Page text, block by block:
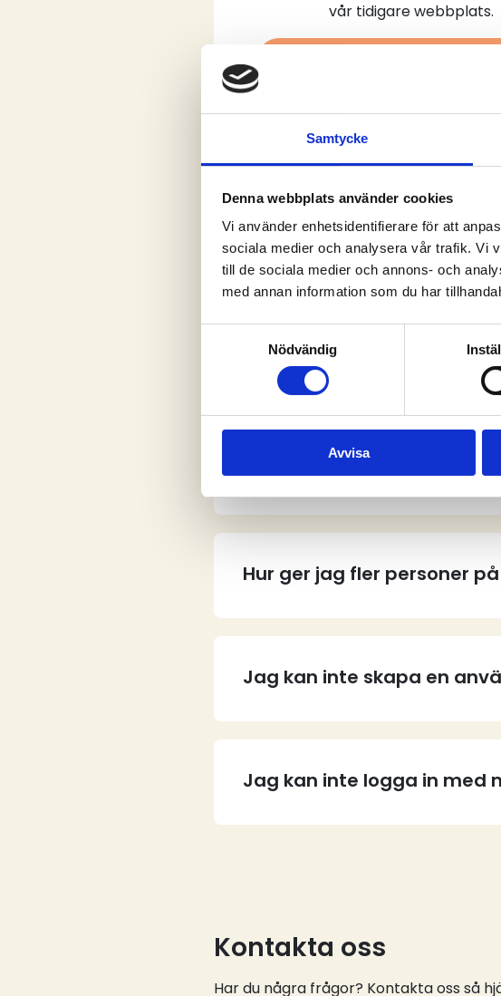
Samtycke
Denna webbplats använder cookies
Vi använder enhetsidentifierare för att
sociala medier och analysera vår trafik. Vi
till de sociala medier och annons- och
med annan information som du har
Nödvändig
Avvisa
vår tidigare webbplats.
Vem kan skapa ett
Hur skapar jag ett
Hur ger jag fler personer
Jag kan inte skapa en
Jag kan inte logga in med
Kontakta oss
Har du några frågor? Kontakta oss så